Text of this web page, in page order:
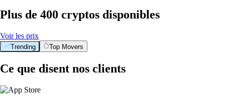
Plus de 400 cryptos disponibles
Voir les prix
Trending Top Movers
Ce que disent nos clients